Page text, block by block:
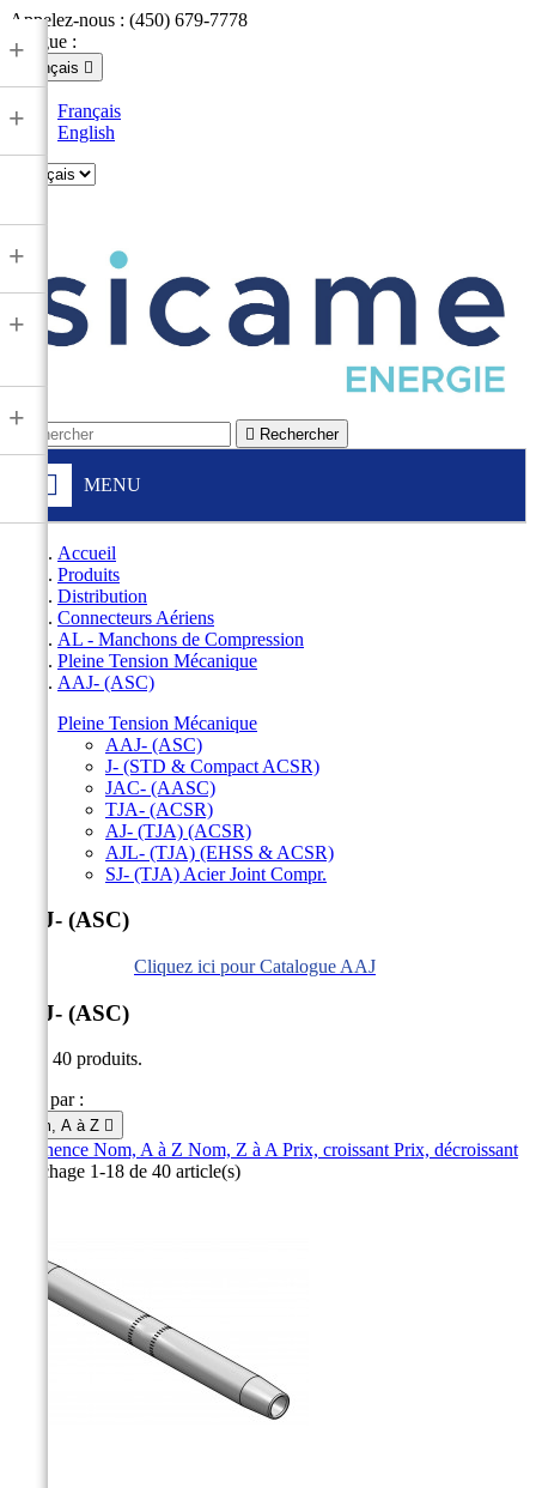
Appelez-nous : (450) 679-7778
Langue :
Français 
Français
English
 Rechercher
MENU
+
+
+
+
+
Accueil
Produits
Distribution
Connecteurs Aériens
AL - Manchons de Compression
Pleine Tension Mécanique
AAJ- (ASC)
Pleine Tension Mécanique
AAJ- (ASC)
J- (STD & Compact ACSR)
JAC- (AASC)
TJA- (ACSR)
AJ- (TJA) (ACSR)
AJL- (TJA) (EHSS & ACSR)
SJ- (TJA) Acier Joint Compr.
AAJ- (ASC)
Cliquez ici pour Catalogue AAJ
AAJ- (ASC)
Il y a 40 produits.
Trier par :
Nom, A à Z 
Pertinence Nom, A à Z Nom, Z à APrix, croissantPrix, décroissant
Affichage 1-18 de 40 article(s)